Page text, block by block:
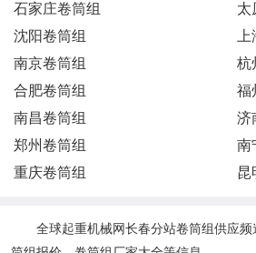
石家庄卷筒组
太
沈阳卷筒组
上
南京卷筒组
杭
合肥卷筒组
福
南昌卷筒组
济
郑州卷筒组
南
重庆卷筒组
昆
全球起重机械网长春分站卷筒组供应